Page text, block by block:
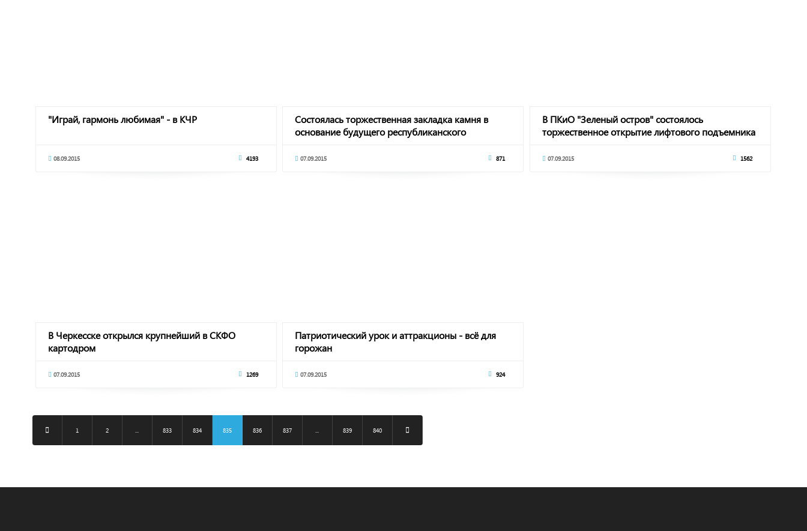
"Играй, гармонь любимая" - в КЧР
08.09.2015 4193
Состоялась торжественная закладка камня в
основание будущего республиканского
07.09.2015 871
В ПКиО "Зеленый остров" состоялось
торжественное открытие лифтового подъемника
07.09.2015 1562
В Черкесске открылся крупнейший в СКФО
картодром
07.09.2015 1269
Патриотический урок и аттракционы - всё для
горожан
07.09.2015 924
1 2 833 834 835 836 837 839 840